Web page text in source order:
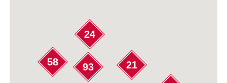
21
93
58
24